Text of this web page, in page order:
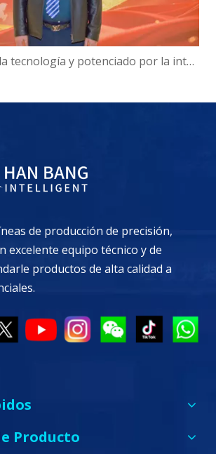
Impulsado por la tecnología y potenciado por la inteligencia: el presidente de Hanbang Intelligence, Gao Yun, sobre el avance del desarrollo del 'Centro de inteligencia digital' de Suqian
de producción de precisión,
excelente equipo técnico y de
productos de alta calidad a
Producto